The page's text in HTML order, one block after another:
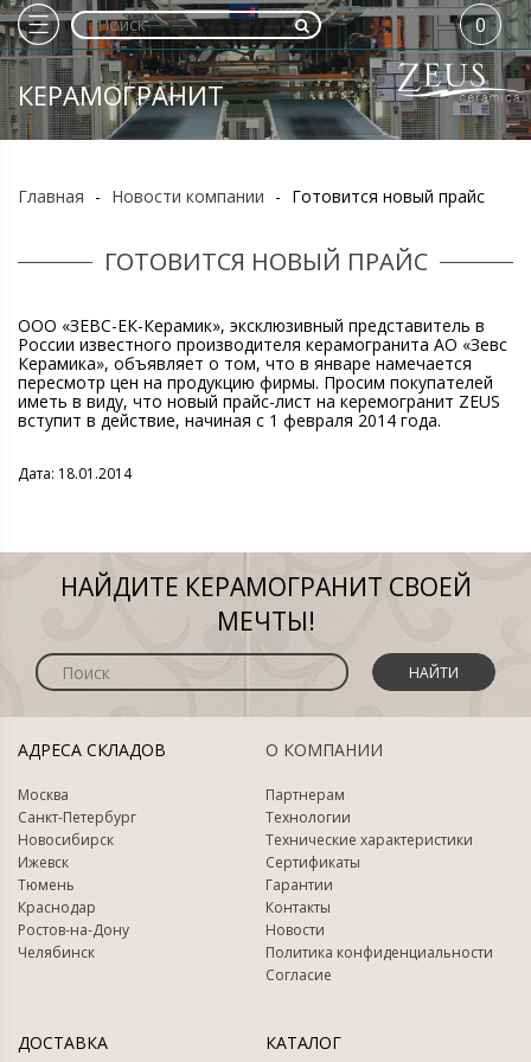
КЕРАМОГРАНИТ
0
Главная - Новости компании - Готовится новый прайс
ГОТОВИТСЯ НОВЫЙ ПРАЙС
ООО «ЗЕВС-ЕК-Керамик», эксклюзивный представитель в
России известного производителя керамогранита АО «Зевс
Керамика», объявляет о том, что в январе намечается
пересмотр цен на продукцию фирмы. Просим покупателей
иметь в виду, что новый прайс-лист на керемогранит ZEUS
вступит в действие, начиная с 1 февраля 2014 года.
Дата: 18.01.2014
НАЙДИТЕ КЕРАМОГРАНИТ СВОЕЙ
МЕЧТЫ!
НАЙТИ
АДРЕСА СКЛАДОВ
Москва
Санкт-Петербург
Новосибирск
Ижевск
Тюмень
Краснодар
Ростов-на-Дону
Челябинск
О КОМПАНИИ
Партнерам
Технологии
Технические характеристики
Сертификаты
Гарантии
Контакты
Новости
Политика конфиденциальности
Согласие
ДОСТАВКА КАТАЛОГ